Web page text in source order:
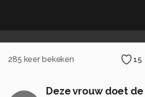
285 keer bekeken 15
Deze vrouw doet